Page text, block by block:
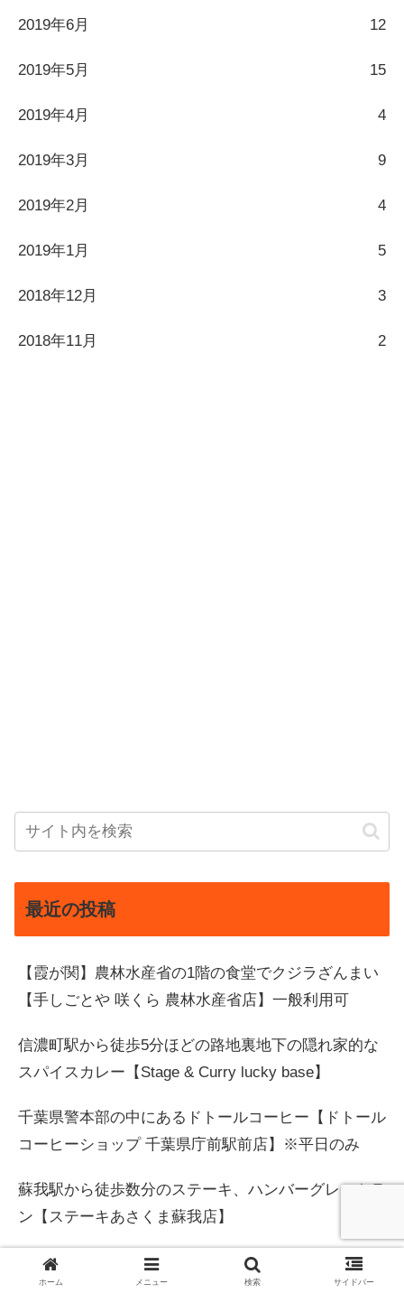
2019年6月 12
2019年5月 15
2019年4月 4
2019年3月 9
2019年2月 4
2019年1月 5
2018年12月 3
2018年11月 2
最近の投稿
【霞が関】農林水産省の1階の食堂でクジラざんまい
【手しごとや 咲くら 農林水産省店】一般利用可
信濃町駅から徒歩5分ほどの路地裏地下の隠れ家的な
スパイスカレー【Stage & Curry lucky base】
千葉県警本部の中にあるドトールコーヒー【ドトール
コーヒーショップ 千葉県庁前駅前店】※平日のみ
蘇我駅から徒歩数分のステーキ、ハンバーグレストラ
ン【ステーキあさくま蘇我店】
西船橋の少し駅から離れたサラダバーのあるステーキ
ハンバーグのお店でランチ【ステーキあさくま西船橋
ホーム メニュー 検索 サイドバー